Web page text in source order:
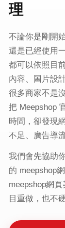
理
不論你是剛開
還是已經使用
都可以依照目
內容、圖片設
很多商家不是
把 Meepshop
時間，卻發現
不足、廣告導
我們會先協助
的 meepshop
meepshop網
目重做，也不